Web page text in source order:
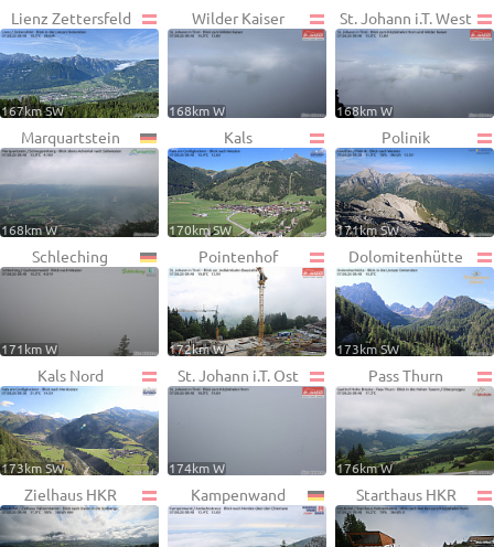
Lienz Zettersfeld
167km SW
Wilder Kaiser
168km W
St. Johann i.T. West
168km W
Marquartstein
168km W
Kals
170km SW
Polinik
171km SW
Schleching
171km W
Pointenhof
172km W
Dolomitenhütte
173km SW
Kals Nord
173km SW
St. Johann i.T. Ost
174km W
Pass Thurn
176km W
Zielhaus HKR Kampenwand Starthaus HKR